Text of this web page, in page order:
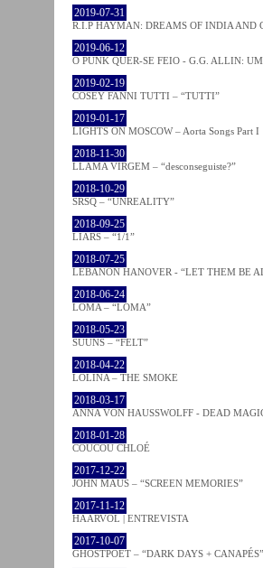
2019-07-31
R.I.P HAYMAN: DREAMS OF INDIA AND
2019-06-12
O PUNK QUER-SE FEIO - G.G. ALLIN:
2019-02-19
COSEY FANNI TUTTI – “TUTTI”
2019-01-17
LIGHTS ON MOSCOW – Aorta Songs Part I
2018-11-30
LLAMA VIRGEM – “desconseguiste?”
2018-10-29
SRSQ – “UNREALITY”
2018-09-25
LIARS – “1/1”
2018-07-25
LEBANON HANOVER - “LET THEM BE
2018-06-24
LOMA – “LOMA”
2018-05-23
SUUNS – “FELT”
2018-04-22
LOLINA – THE SMOKE
2018-03-17
ANNA VON HAUSSWOLFF - DEAD
2018-01-28
COUCOU CHLOÉ
2017-12-22
JOHN MAUS – “SCREEN MEMORIES”
2017-11-12
HAARVÖL | ENTREVISTA
2017-10-07
GHOSTPOET – “DARK DAYS + CANAPÉS”